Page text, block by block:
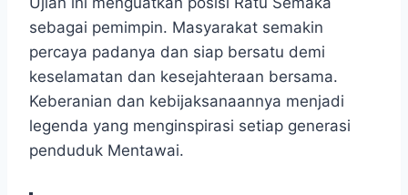
sebagai pemimpin. Masyarakat semakin
percaya padanya dan siap bersatu demi
keselamatan dan kesejahteraan bersama.
Keberanian dan kebijaksanaannya menjadi
legenda yang menginspirasi setiap generasi
penduduk Mentawai.